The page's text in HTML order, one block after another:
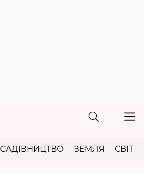
САДІВНИЦТВО ЗЕМЛЯ СВІТ